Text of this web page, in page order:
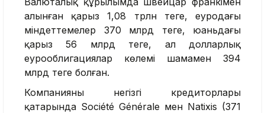
алынған қарыз 1,08 трлн теңге, еуродағы
міндеттемелер 370 млрд теңге, юаньдағы
қарыз 56 млрд теңге, ал долларлық
еурооблигациялар көлемі шамамен 394
млрд теңге болған.
Компанияның негізгі кредиторлары
қатарында Société Générale мен Natixis (371